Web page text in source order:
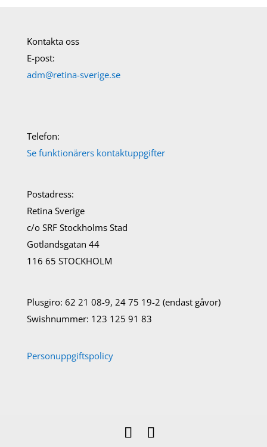
Kontakta oss
E-post:
adm@retina-sverige.se
Telefon:
Se funktionärers kontaktuppgifter
Postadress:
Retina Sverige
c/o SRF Stockholms Stad
Gotlandsgatan 44
116 65 STOCKHOLM
Plusgiro: 62 21 08-9, 24 75 19-2 (endast gåvor)
Swishnummer: 123 125 91 83
Personuppgiftspolicy